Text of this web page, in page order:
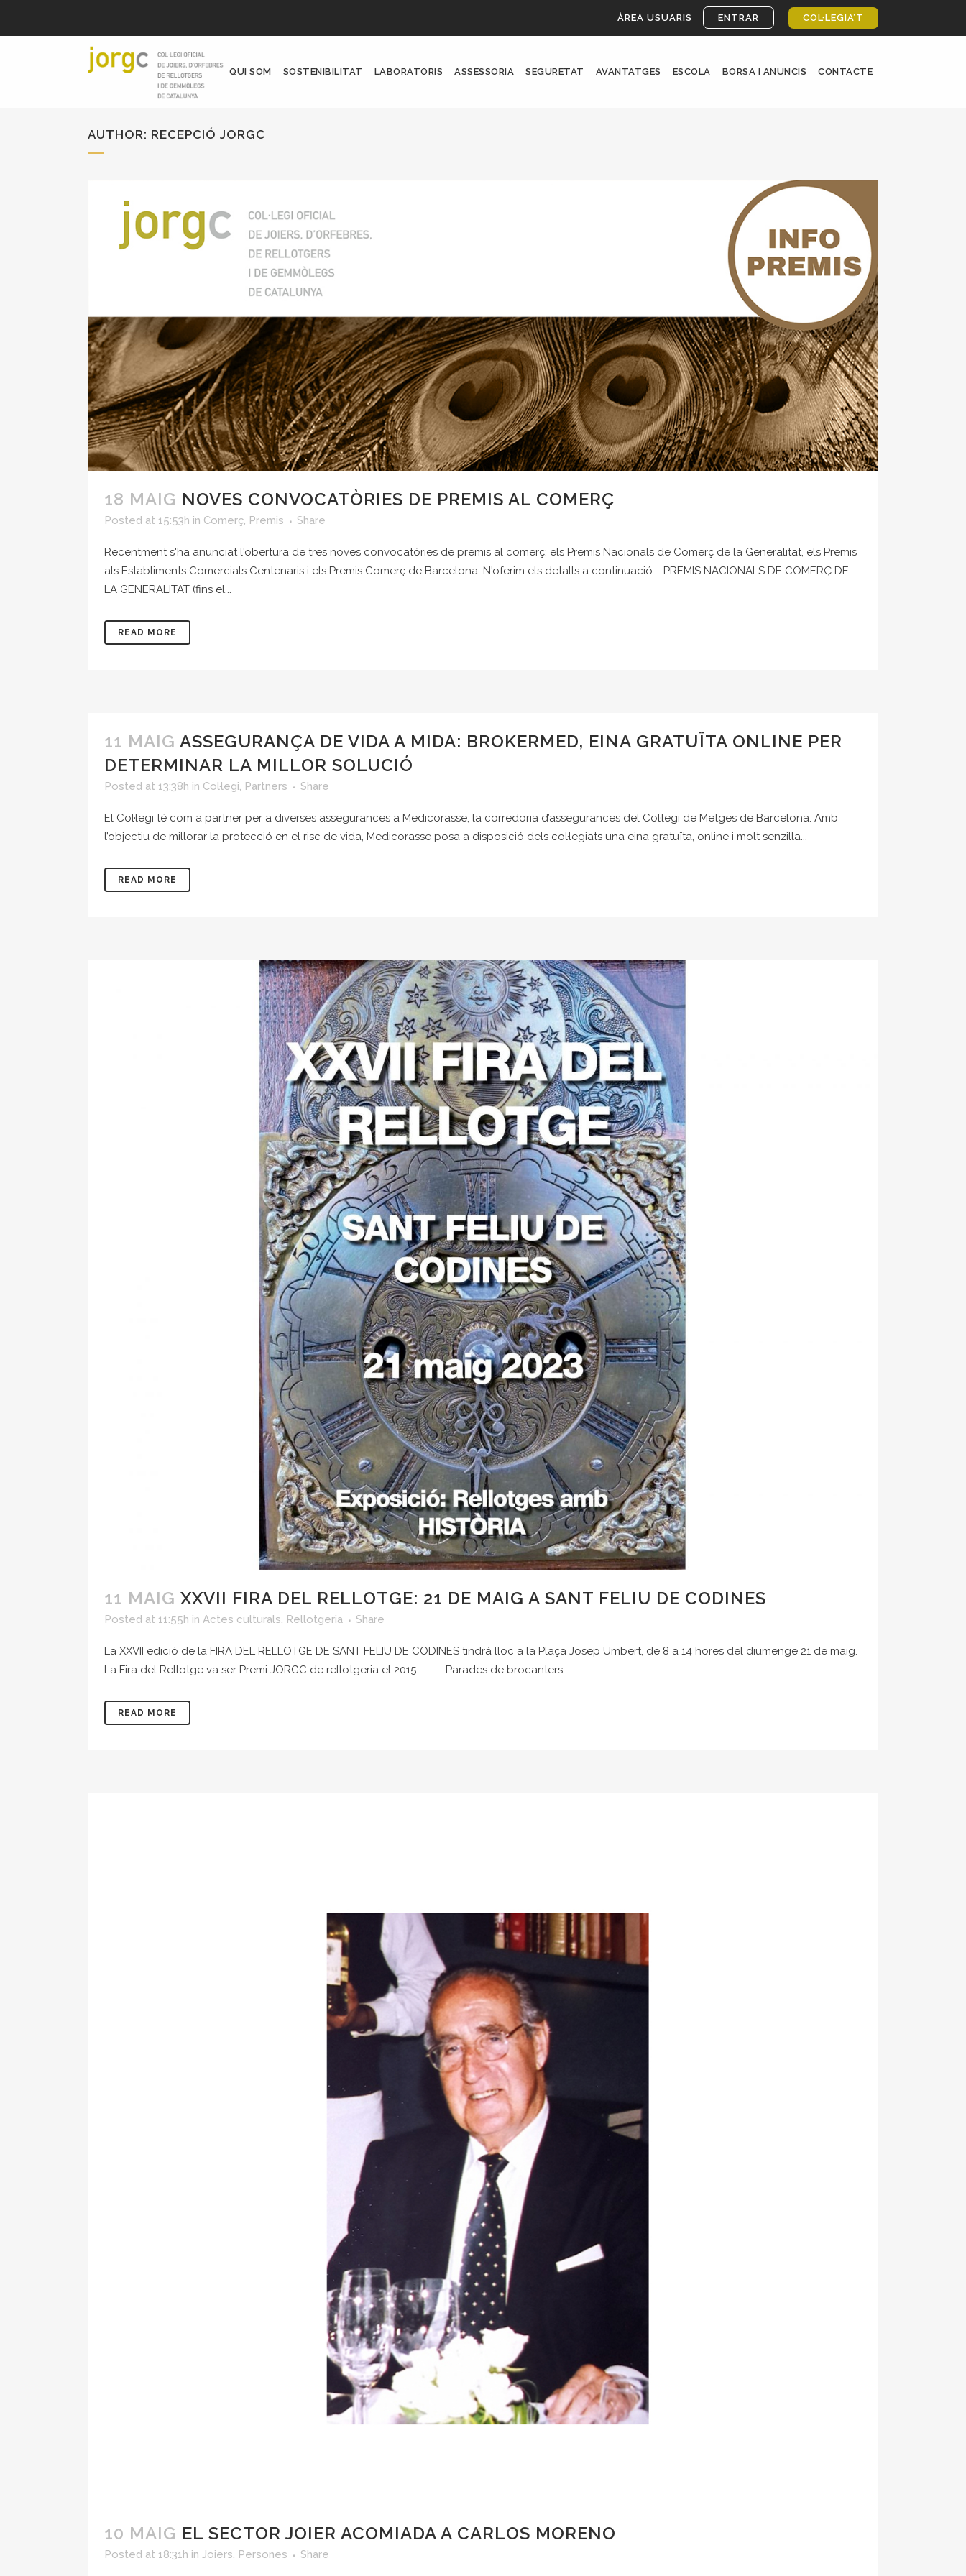
ÀREA USUARIS ENTRAR COL·LEGIA’T
QUI SOM SOSTENIBILITAT LABORATORIS ASSESSORIA SEGURETAT AVANTATGES ESCOLA BORSA I ANUNCIS CONTACTE
AUTHOR: RECEPCIÓ JORGC
18 MAIG NOVES CONVOCATÒRIES DE PREMIS AL COMERÇ
Posted at 15:53h in Comerç, Premis Share
Recentment s'ha anunciat l'obertura de tres noves convocatòries de premis al comerç: els Premis Nacionals de Comerç de la Generalitat, els Premis
als Establiments Comercials Centenaris i els Premis Comerç de Barcelona. N'oferim els detalls a continuació: PREMIS NACIONALS DE COMERÇ DE
LA GENERALITAT (fins el...
READ MORE
11 MAIG ASSEGURANÇA DE VIDA A MIDA: BROKERMED, EINA GRATUÏTA ONLINE PER
DETERMINAR LA MILLOR SOLUCIÓ
Posted at 13:38h in Col·legi, Partners Share
El Col·legi té com a partner per a diverses assegurances a Medicorasse, la corredoria d’assegurances del Col·legi de Metges de Barcelona. Amb
l’objectiu de millorar la protecció en el risc de vida, Medicorasse posa a disposició dels col·legiats una eina gratuïta, online i molt senzilla...
READ MORE
11 MAIG XXVII FIRA DEL RELLOTGE: 21 DE MAIG A SANT FELIU DE CODINES
Posted at 11:55h in Actes culturals, Rellotgeria Share
La XXVII edició de la FIRA DEL RELLOTGE DE SANT FELIU DE CODINES tindrà lloc a la Plaça Josep Umbert, de 8 a 14 hores del diumenge 21 de maig.
La Fira del Rellotge va ser Premi JORGC de rellotgeria el 2015. - Parades de brocanters...
READ MORE
10 MAIG EL SECTOR JOIER ACOMIADA A CARLOS MORENO
Posted at 18:31h in Joiers, Persones Share